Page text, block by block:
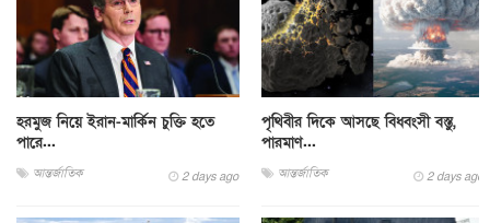
হরমুজ নিয়ে ইরান-মার্কিন চুক্তি হতে
পারে...
আন্তর্জাতিক 2 days ago
পৃথিবীর দিকে আসছে বিধ্বংসী বস্তু,
পারমাণ...
আন্তর্জাতিক 2 days ago